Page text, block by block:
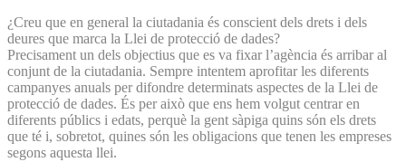
¿Creu que en general la ciutadania és conscient dels drets i dels
deures que marca la Llei de protecció de dades?
Precisament un dels objectius que es va fixar l’agència és arribar al
conjunt de la ciutadania. Sempre intentem aprofitar les diferents
campanyes anuals per difondre determinats aspectes de la Llei de
protecció de dades. És per això que ens hem volgut centrar en
diferents públics i edats, perquè la gent sàpiga quins són els drets
que té i, sobretot, quines són les obligacions que tenen les empreses
segons aquesta llei.